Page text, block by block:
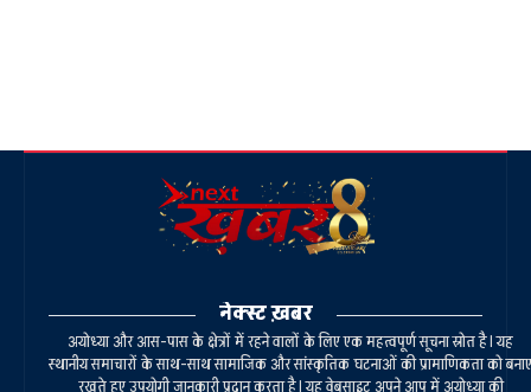
नेक्स्ट ख़बर
अयोध्या और आस-पास के क्षेत्रों में रहने वालों के लिए एक महत्वपूर्ण सूचना स्रोत है। यह
स्थानीय समाचारों के साथ-साथ सामाजिक और सांस्कृतिक घटनाओं की प्रामाणिकता को बनाए
रखते हुए उपयोगी जानकारी प्रदान करता है। यह वेबसाइट अपने आप में अयोध्या की